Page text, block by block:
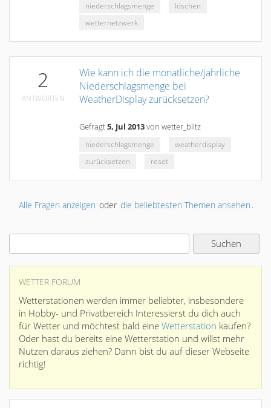
niederschlagsmenge
löschen
wetternetzwerk
2
ANTWORTEN
Wie kann ich die monatliche/jährliche
Niederschlagsmenge bei
WeatherDisplay zurücksetzen?
Gefragt5, Jul 2013von wetter_blitz
niederschlagsmenge
weatherdisplay
zurücksetzen
reset
Alle Fragen anzeigen oder die beliebtesten Themen ansehen .
WETTER FORUM
Wetterstationen werden immer beliebter, insbesondere
in Hobby- und Privatbereich Interessierst du dich auch
für Wetter und möchtest bald eine Wetterstation kaufen?
Oder hast du bereits eine Wetterstation und willst mehr
Nutzen daraus ziehen? Dann bist du auf dieser Webseite
richtig!